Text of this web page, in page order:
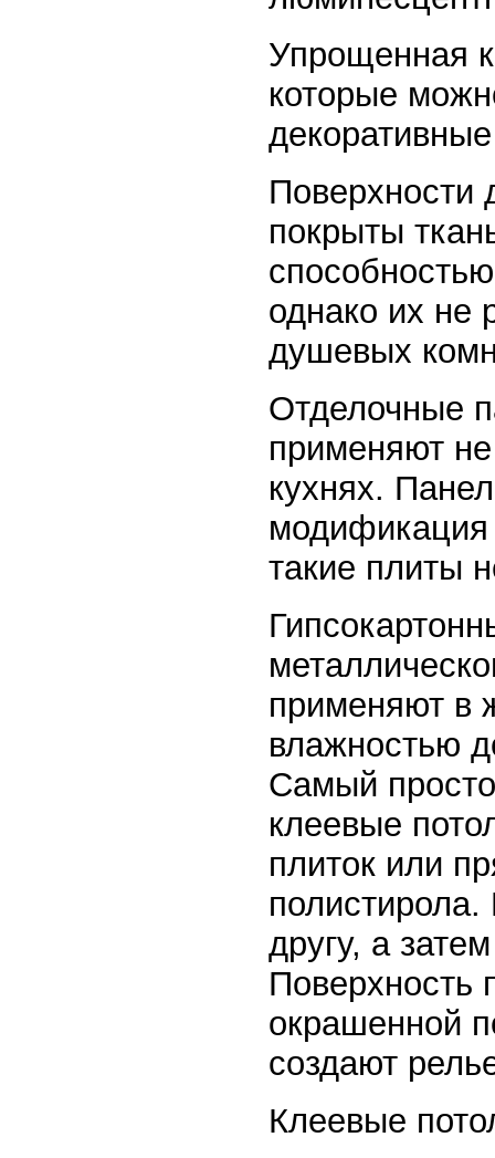
Упрощенная
которые
Поверхности
покрыты
однако их не
душевых
Отделочные
применяют
кухнях.
модификация
такие плиты
применяют в
влажностью
Самый
клеевые
плиток или
полистирола.
другу, а
Поверхность
окрашенной
создают
Клеевые